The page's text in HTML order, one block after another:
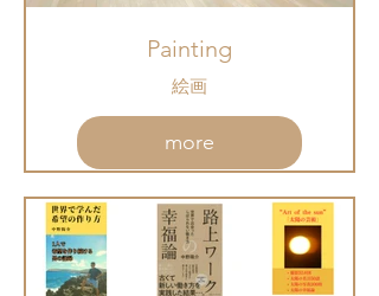
Painting
絵画
more